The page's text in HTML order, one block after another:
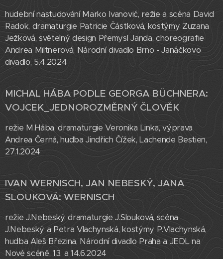
hudební nastudování Marko Ivanović, režie a scéna David
Radok, dramaturgie Patricie Částková, kostýmy Zuzana
Ježková, světelný design Přemysl Janda, choreografie
Andrea Miltnerová, Národní divadlo Brno - Janáčkovo
divadlo, 5.4.2024
MICHAL HÁBA PODLE GEORGA BÜCHNERA:
VOJCEK_JEDNOROZMĚRNÝ ČLOVĚK
režie M.Hába, dramaturgie Veronika Linka, výprava
Andrea Černá, hudba Jindřich Čížek, Lachende Bestien,
27.1.2024
IVAN WERNISCH, JAN NEBESKÝ, JANA
SLOUKOVÁ: WERNISCH
režie J.Nebeský, dramaturgie J.Slouková, scéna
J.Nebeský a Petra Vlachynská, kostýmy P.Vlachynská,
hudba Aleš Březina, Národní divadlo Praha a JEDL na
Nové scéně, 13. a 14.6.2024